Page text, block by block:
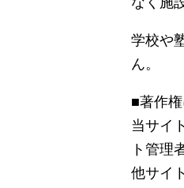
学校や
ん。
■著作
当サイ
ト管理
他サイ